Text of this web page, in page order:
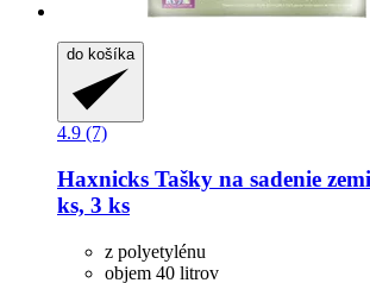
do košíka
4.9 (7)
Haxnicks Tašky na sadenie
ks, 3 ks
z polyetylénu
objem 40 litrov